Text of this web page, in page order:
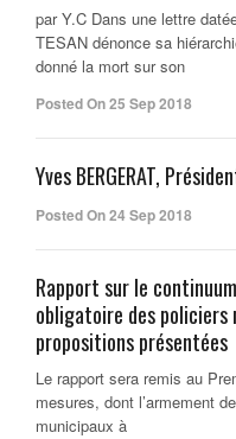
par Y.C Dans une lettre
TESAN dénonce sa
donné la mort sur son
Posted On 25 Sep 2018
Yves BERGERAT,
Posted On 24 Sep 2018
Rapport sur le
obligatoire des policiers
propositions présentées
Le rapport sera remis au
mesures, dont l’armement
municipaux à